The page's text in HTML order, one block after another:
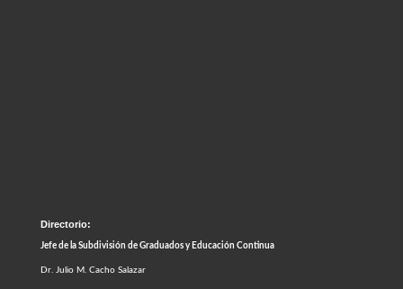
Directorio:
Jefe de la Subdivisión de Graduados y Educación Continua
Dr. Julio M. Cacho Salazar